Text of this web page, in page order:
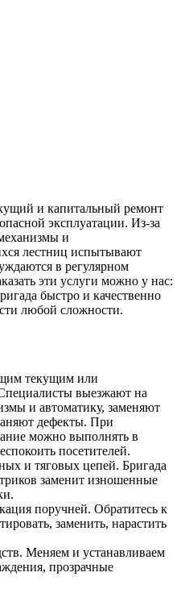
и капитальный ремонт
эксплуатации. Из-за
и
лестниц испытывают
в регулярном
эти услуги можно у нас:
быстро и качественно
любой сложности.
текущим или
выезжают на
и автоматику, заменяют
дефекты. При
можно выполнять в
посетителей.
и тяговых цепей. Бригада
заменит изношенные
поручней. Обратитесь к
заменить, нарастить
Меняем и устанавливаем
прозрачные